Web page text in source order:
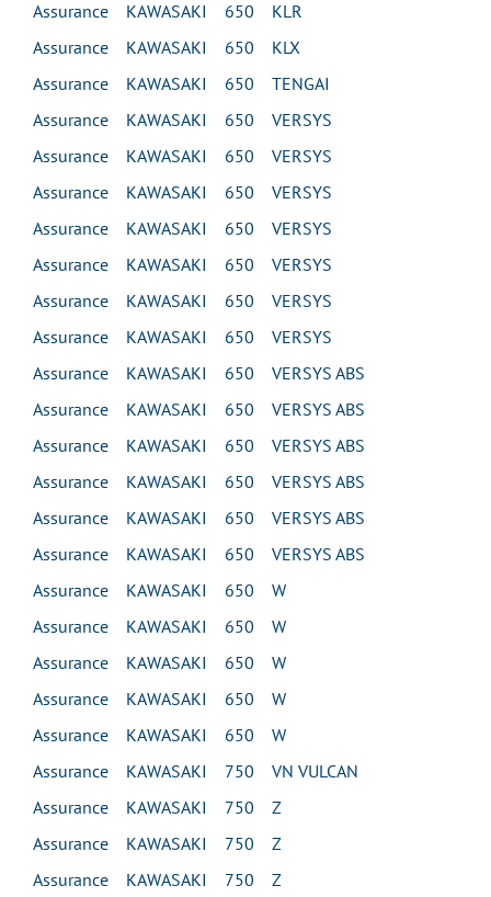
Assurance KAWASAKI 650 KLR
Assurance KAWASAKI 650 KLX
Assurance KAWASAKI 650 TENGAI
Assurance KAWASAKI 650 VERSYS
Assurance KAWASAKI 650 VERSYS
Assurance KAWASAKI 650 VERSYS
Assurance KAWASAKI 650 VERSYS
Assurance KAWASAKI 650 VERSYS
Assurance KAWASAKI 650 VERSYS
Assurance KAWASAKI 650 VERSYS
Assurance KAWASAKI 650 VERSYS ABS
Assurance KAWASAKI 650 VERSYS ABS
Assurance KAWASAKI 650 VERSYS ABS
Assurance KAWASAKI 650 VERSYS ABS
Assurance KAWASAKI 650 VERSYS ABS
Assurance KAWASAKI 650 VERSYS ABS
Assurance KAWASAKI 650 W
Assurance KAWASAKI 650 W
Assurance KAWASAKI 650 W
Assurance KAWASAKI 650 W
Assurance KAWASAKI 650 W
Assurance KAWASAKI 750 VN VULCAN
Assurance KAWASAKI 750 Z
Assurance KAWASAKI 750 Z
Assurance KAWASAKI 750 Z